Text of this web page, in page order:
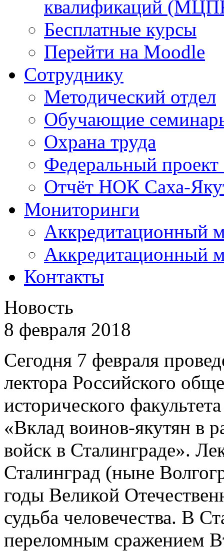
квалификаций
Бесплатные курсы
Перейти на Moodle
Сотруднику
Методический отдел
Обучающие
Охрана труда
Федеральный
Отчёт НОК Саха-
Мониторинги
Аккредитационный
Аккредитационный
Контакты
Новость
8 февраля 2018
Сегодня 7 февраля
лектора Российского
исторического
«Вклад воинов-якутян в
войск в Сталинграде».
Сталинград (ныне
годы Великой
судьба человечества. В
переломным сражением